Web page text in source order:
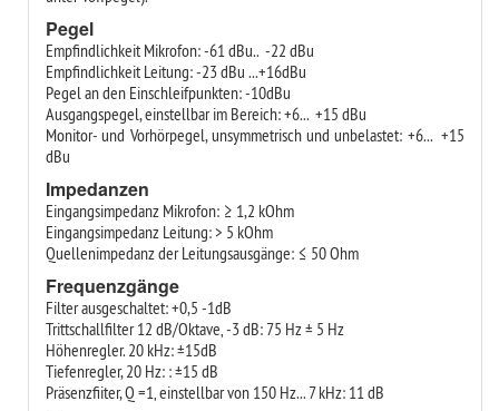
Pegel
Empfindlichkeit Mikrofon: -61 dBu.. -22 dBu
Empfindlichkeit Leitung: -23 dBu ...+16dBu
Pegel an den Einschleifpunkten: -10dBu
Ausgangspegel, einstellbar im Bereich: +6... +15 dBu
Monitor- und Vorhörpegel, unsymmetrisch und unbelastet: +6... +15
dBu
Impedanzen
Eingangsimpedanz Mikrofon: ≥ 1,2 kOhm
Eingangsimpedanz Leitung: > 5 kOhm
Quellenimpedanz der Leitungsausgänge: ≤ 50 Ohm
Frequenzgänge
Filter ausgeschaltet: +0,5 -1dB
Trittschallfilter 12 dB/Oktave‚ -3 dB: 75 Hz ± 5 Hz
Höhenregler. 20 kHz: ±15dB
Tiefenregler, 20 Hz: : ±15 dB
Präsenzfiiter, Q =1‚ einstellbar von 150 Hz... 7 kHz: 11 dB